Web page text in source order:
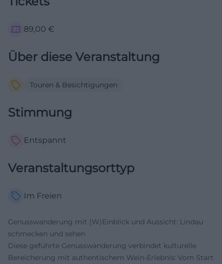
89,00 €
Über diese Veranstaltung
Touren & Besichtigungen
Stimmung
Entspannt
Veranstaltungsorttyp
Im Freien
Genusswanderung mit (W)Einblick und Aussicht: Lindau
schmecken und sehen
Diese geführte Genusswanderung verbindet kulturelle
Bereicherung mit authentischem Wein-Erlebnis: Vom Start